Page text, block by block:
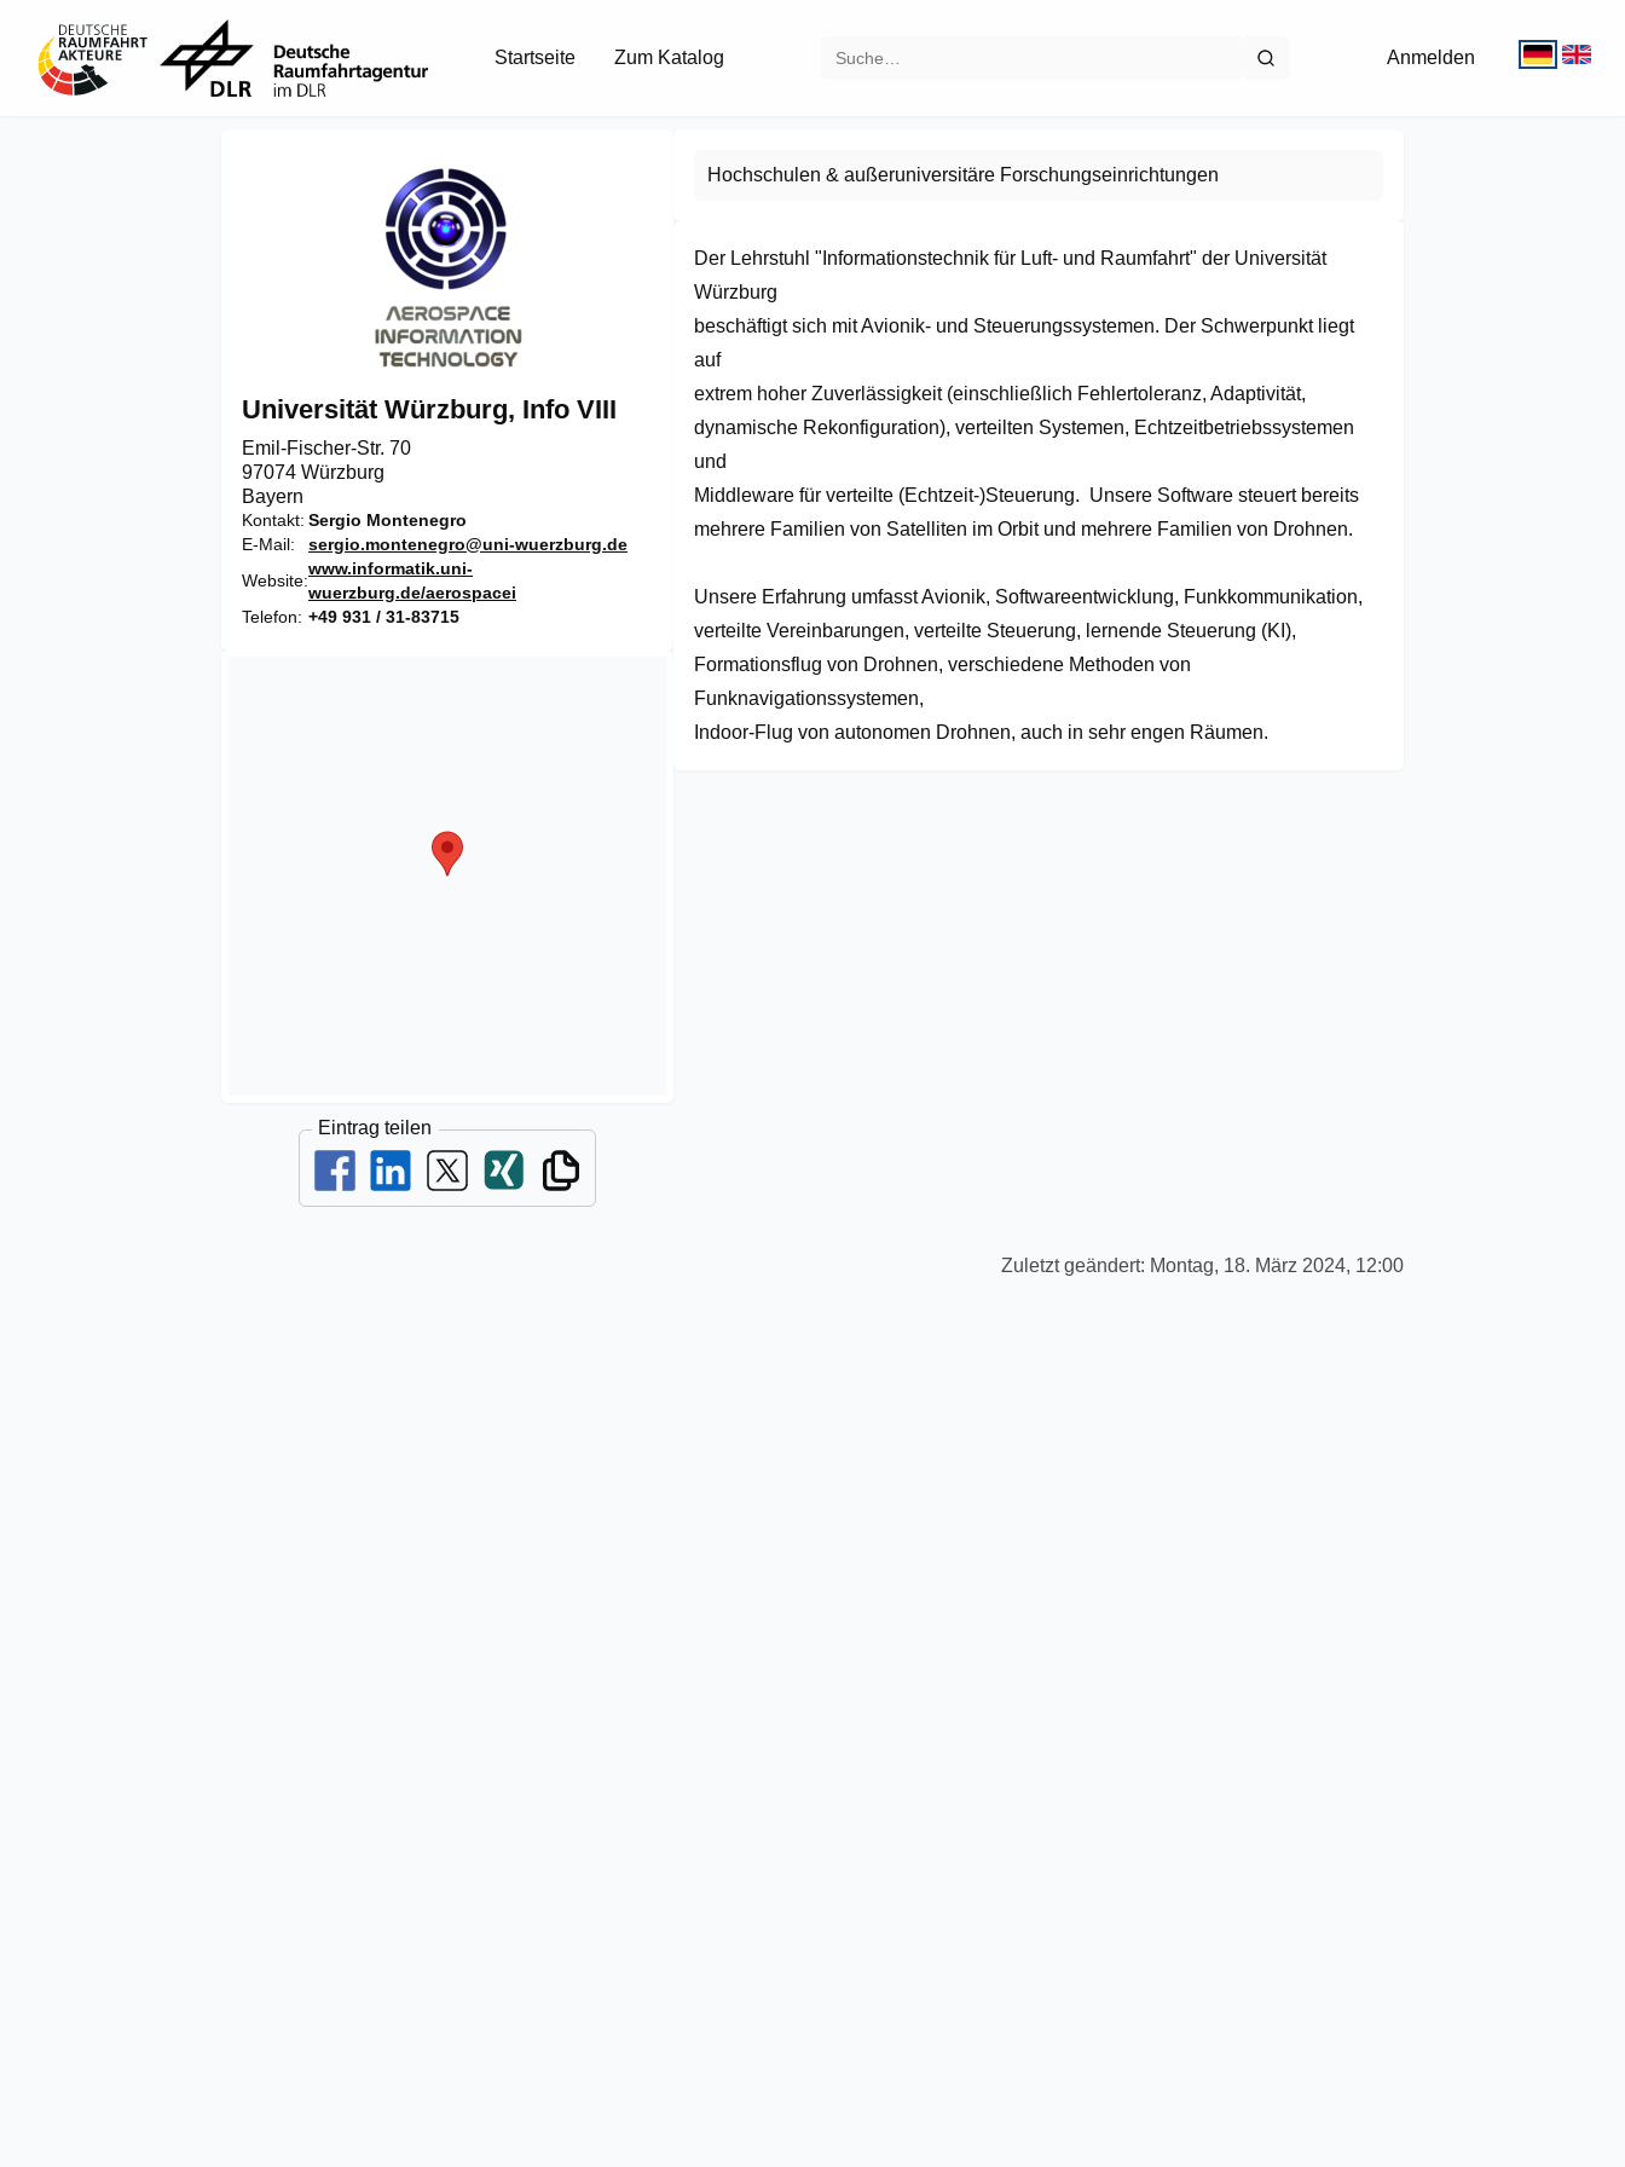
Startseite Zum Katalog Anmelden
Universität Würzburg, Info VIII
Emil-Fischer-Str. 70
97074 Würzburg
Bayern
Kontakt Sergio Montenegro
E-Mail
sergio.montenegro@uni-wuerzburg.de
Website
www.informatik.uni-
wuerzburg.de/aerospacei
Telefon
+49 931 / 31-83715
Eintrag teilen
Hochschulen & außeruniversitäre Forschungseinrichtungen
Der Lehrstuhl "Informationstechnik für Luft- und Raumfahrt" der Universität
Würzburg
beschäftigt sich mit Avionik- und Steuerungssystemen. Der Schwerpunkt liegt
auf
extrem hoher Zuverlässigkeit (einschließlich Fehlertoleranz, Adaptivität,
dynamische Rekonfiguration), verteilten Systemen, Echtzeitbetriebssystemen
und
Middleware für verteilte (Echtzeit-)Steuerung.  Unsere Software steuert bereits
mehrere Familien von Satelliten im Orbit und mehrere Familien von Drohnen.
Unsere Erfahrung umfasst Avionik, Softwareentwicklung, Funkkommunikation,
verteilte Vereinbarungen, verteilte Steuerung, lernende Steuerung (KI),
Formationsflug von Drohnen, verschiedene Methoden von
Funknavigationssystemen,
Indoor-Flug von autonomen Drohnen, auch in sehr engen Räumen.
Zuletzt geändert: Montag, 18. März 2024, 12:00